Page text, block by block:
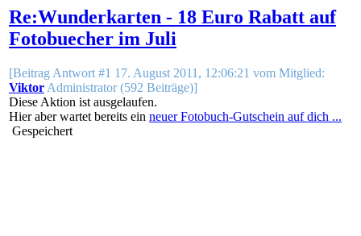
Re:Wunderkarten - 18 Euro Rabatt auf
Fotobuecher im Juli
[Beitrag Antwort #1 17. August 2011, 12:06:21 vom Mitglied:
Viktor Administrator (592 Beiträge)]
Diese Aktion ist ausgelaufen.
Hier aber wartet bereits ein neuer Fotobuch-Gutschein auf dich ...
Gespeichert